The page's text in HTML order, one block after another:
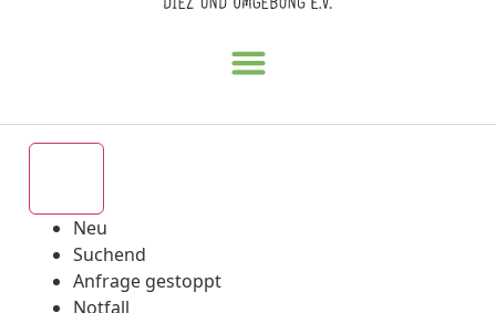
Neu
Suchend
Anfrage gestoppt
Notfall